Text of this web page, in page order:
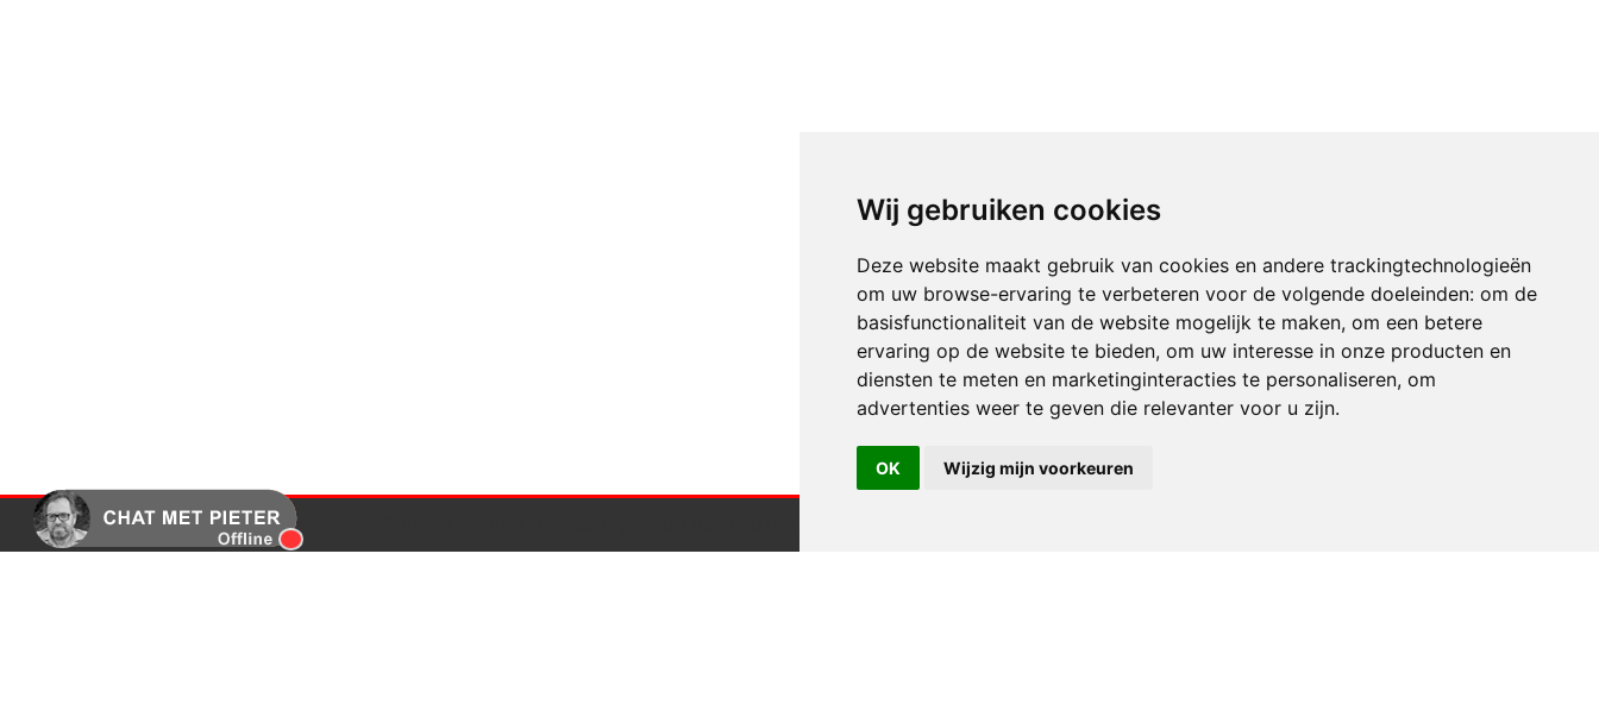
Wij gebruiken cookies
Deze website maakt gebruik van cookies en andere trackingtechnologieën
om uw browse-ervaring te verbeteren voor de volgende doeleinden: om de
basisfunctionaliteit van de website mogelijk te maken, om een betere
ervaring op de website te bieden, om uw interesse in onze producten en
diensten te meten en marketinginteracties te personaliseren, om
advertenties weer te geven die relevanter voor u zijn.
OK Wijzig mijn voorkeuren